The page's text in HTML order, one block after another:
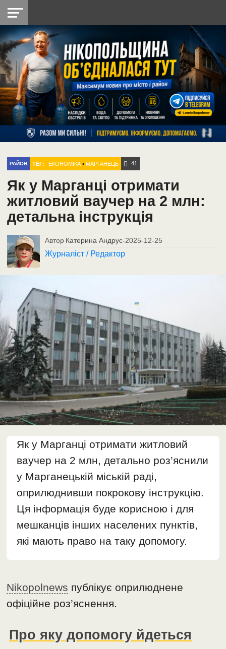
НІКОПОЛЬ
РАЙОН
СІЧЕСЛАВСЬКА
УКРАЇНА
РЕТРО
НІКОПОЛЬ
ЛАЙТ
УКРАЇНА
ДОПОМОГА
РАДІО
РАЙОН ТЕГ: ЕКОНОМІКА •МАРГАНЕЦЬ 41
Як у Марганці отримати
житловий ваучер на 2 млн:
детальна інструкція
Автор Катерина Андрус-2025-12-25
Журналіст / Редактор
Як у Марганці отримати житловий
ваучер на 2 млн, детально роз’яснили
у Марганецькій міській раді,
оприлюднивши покрокову інструкцію.
Ця інформація буде корисною і для
мешканців інших населених пунктів,
які мають право на таку допомогу.
Nikopolnews публікує оприлюднене
офіційне роз’яснення.
Про яку допомогу йдеться